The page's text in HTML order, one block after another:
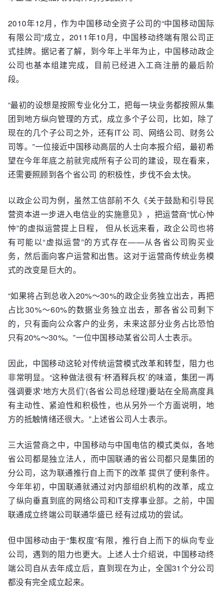
2010年12月，作为中国移动全资子公司的“中国移动国际
有限公司”成立，2011年10月，中国移动终端有限公司正
式挂牌。据记者了解，到今年上半年为止，中国移动政企
公司也基本组建完成，目前已经进入工商注册的最后阶
段。
“最初的设想是按照专业化分工，把每一块业务都按照从集
团到地方纵向管理的方式，成立多个子公司，比如，除了
现在的几个子公司之外，还有IT公 司、网络公司、财务公
司等。”一位接近中国移动高层的人士向本报介绍，最初希
望在今年年底之前就完成所有子公司的建设，现在看来，
还需要照顾到各个省公司 的积极性，步伐不会太快。
以政企公司为例，虽然工信部前不久《关于鼓励和引导民
营资本进一步进入电信业的实施意见》，把运营商“忧心忡
忡”的虚拟运营提上日程， 但从长远来看，政企公司也将
有可能以“虚拟运营”的方式存在——从各省公司购买业
务，然后面向客户运营和出售。这对于运营商传统业务模
式的改变是巨大的。
“如果将占到总收入20%～30%的政企业务独立出去，再把
占比30%～60%的数据业务独立出去，那各省公司剩下
的，只有面向公众客户的业务，未来这部分业务占比恐怕
只有20%～30%。”一位中国移动某省公司人士表示。
因此，中国移动这轮对传统运营模式改革和转型，阻力也
非常明显。“这种做法很有‘杯酒释兵权’的味道，集团一再
强调要求‘地方大员们’(各省公司总经理)要站在全局高度具
有主动性、紧迫性和积极性，也从另外一个方面说明，地
方的抵触情绪还很大。”上述省公司人士表示。
三大运营商之中，中国移动与中国电信的模式类似，各地
省公司都是独立法人，而中国联通的省公司都只是集团的
分公司，这为联通推行自上而下的改革 提供了便利条件。
今年年初，中国联通就通过对内部组织机构的改革，成立
了纵向垂直到底的网络公司和IT支撑事业部。之前，中国
联通成立终端公司联通华盛已 经有过成功的尝试。
但中国移动由于“集权度”有限，推行自上而下的纵向专业
公司，遇到的阻力也更大。上述人士介绍说，中国移动终
端公司自从去年成立后，直到现在为止，全国31个分公司
都没有完全成立起来。